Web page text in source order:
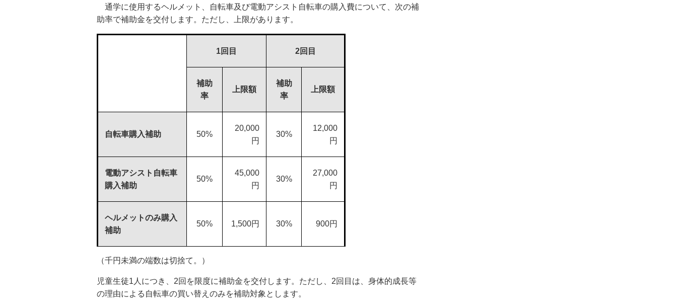
通学に使用するヘルメット、自転車及び電動アシスト自転車の購入費について、次の補
助率で補助金を交付します。ただし、上限があります。
1回目 2回目
補助
率
上限額
補助
率
上限額
自転車購入補助 50%
20,000
円
30%
12,000
円
電動アシスト自転車
購入補助
50%
45,000
円
30%
27,000
円
ヘルメットのみ購入
補助
50% 1,500円 30% 900円
（千円未満の端数は切捨て。）
児童生徒1人につき、2回を限度に補助金を交付します。ただし、2回目は、身体的成長等
の理由による自転車の買い替えのみを補助対象とします。